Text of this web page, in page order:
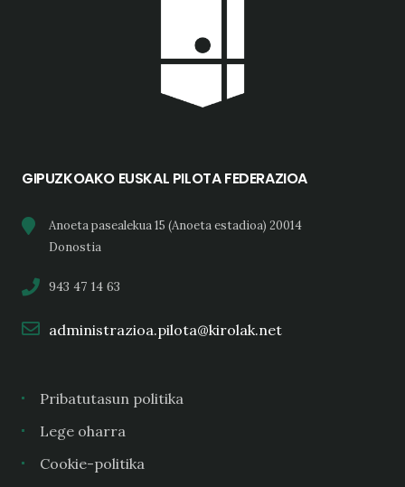
GIPUZKOAKO EUSKAL PILOTA FEDERAZIOA
Anoeta pasealekua 15 (Anoeta estadioa) 20014
Donostia
943 47 14 63
administrazioa.pilota@kirolak.net
Pribatutasun politika
Lege oharra
Cookie-politika